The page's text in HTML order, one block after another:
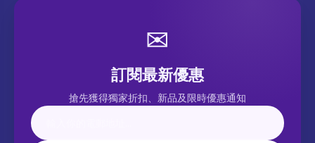
✉
訂閱最新優惠
搶先獲得獨家折扣、新品及限時優惠通知